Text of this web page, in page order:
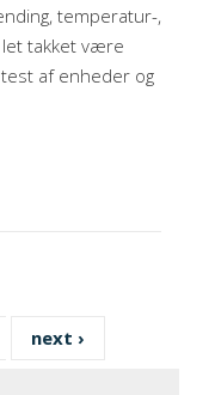
temperatur-,
let takket være
af enheder og
next ›